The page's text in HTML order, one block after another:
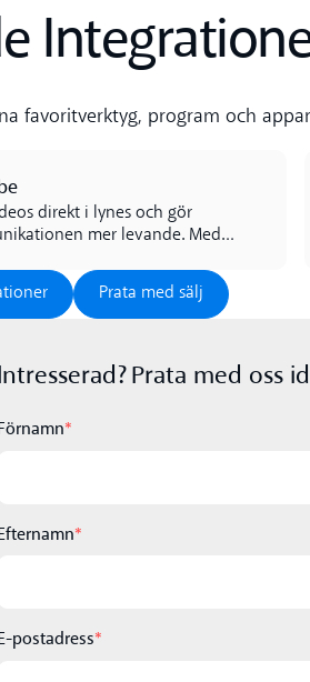
favoritverktyg, program och
direkt i lynes och gör
mer levande. Med
förklara eller bara bjuda på
skratt, allt utan att lämna
Integrationer Prata med sälj
Prata med sälj
Prata med oss
*
*
postadress*